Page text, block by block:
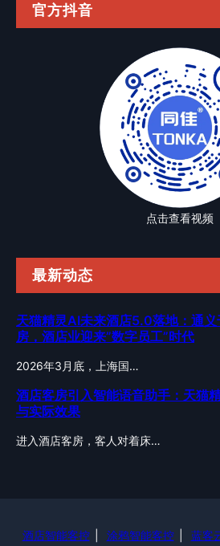
官方抖音
点击查看视频
最新动态
天猫精灵AI未来酒店5.0落地：通
房，酒店业迎来”数字员工”时代
2026年3月底，上海国…
酒店客房引入智能语音助手：天猫
与实际效果
进入酒店客房，客人对着床…
酒店智能客控 涂鸦智能客控 蓝客